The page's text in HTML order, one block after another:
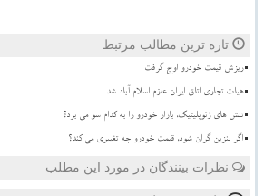
تازه ترین مطالب مرتبط
ریزش قیمت خودرو اوج گرفت
هیات تجاری اتاق ایران عازم اسلام آباد شد
تنش های ژئوپلیتیک، بازار خودرو را به کدام سو می برد؟
اگر بنزین گران شود، قیمت خودرو چه تغییری می کند؟
نظرات بینندگان در مورد این مطلب